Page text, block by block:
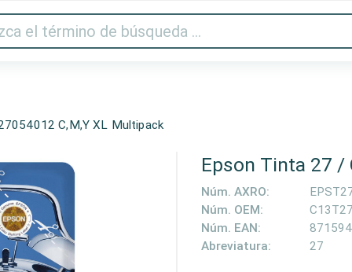
y vídeo Impresora y escáner
C,M,Y XL Multipack
Epson Tinta 27 /
Núm. AXRO:
Núm. OEM:
Núm. EAN:
Abreviatura:
27